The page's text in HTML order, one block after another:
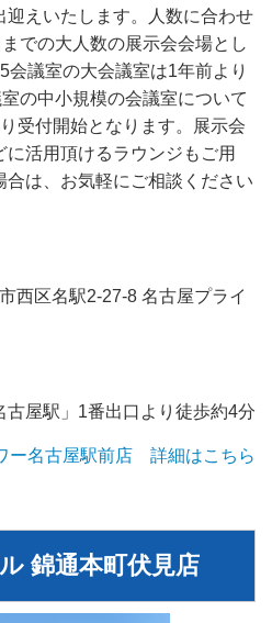
えいたします。
人数に合わせ
での大人数の展示会会場とし
会議室の大会議室は1年前より
の中小規模の会議室について
受付開始となります。展示会
活用頂けるラウンジもご用
は、お気軽にご相談ください
西区名駅2-27-8 名古屋プライ
屋駅」1番出口より徒歩約4分
ー名古屋駅前店 詳細はこちら
錦通本町伏見店